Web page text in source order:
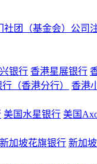
社团（基金会）公司
银行 香港星展银行
（香港分行） 香港
美国水星银行 美国
新加坡花旗银行 新加